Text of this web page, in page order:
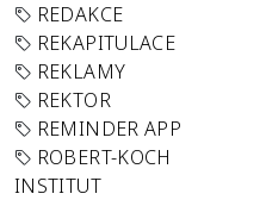
REDAKCE
REKAPITULACE
REKLAMY
REKTOR
REMINDER APP
ROBERT-KOCH
INSTITUT